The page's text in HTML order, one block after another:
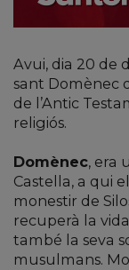
Avui, dia 20 de
sant Domènec
de l’Antic
religiós.
Domènec, era
Castella, a qui
monestir de
recuperà la
també la seva
musulmans.